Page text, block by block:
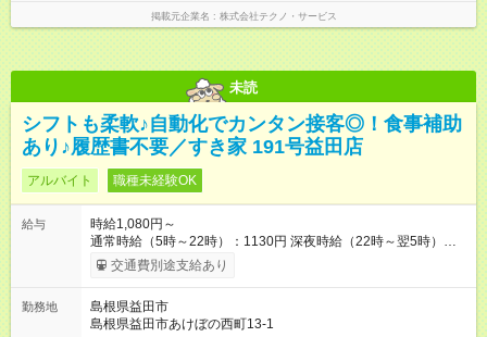
掲載元企業名 株式会社テクノ・サービス
未読
シフトも柔軟♪自動化でカンタン接客◎！食事補助
あり♪履歴書不要／すき家 191号益田店
アルバイト 職種未経験OK
給与
時給1,080円～
通常時給（5時～22時）：1130円 深夜時給（22時～翌5時）：
1413円 高校生時給：1080円 【特別手当】早朝手当（5：00-9：
00）時給+150円 【試用期間】試用期間あり 試用期間の長さ：1
30日（※条件変更なし）ですが、切り上げで一ヶ月とさせてい
ただきます。 研修制度あり：15時間(研修中も同時給）
交通費別途支給あり
勤務地
島根県益田市
島根県益田市あけぼの西町13-1